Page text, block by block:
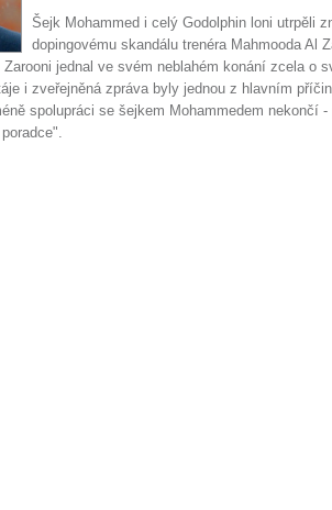
Šejk Mohammed i celý Godolphin loni utrpěli
dopingovému skandálu trenéra Mahmooda Al
jednal ve svém neblahém konání zcela o
i zveřejněná zpráva byly jednou z hlavním
spolupráci se šejkem Mohammedem nekončí